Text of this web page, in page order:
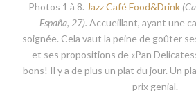
Photos 1 à 8. Jazz Café Food&Drink
España, 27). Accueillant, ayant une
soignée. Cela vaut la peine de goûter
et ses propositions de «Pan
bons! Il y a de plus un plat du jour. Un
prix genial.